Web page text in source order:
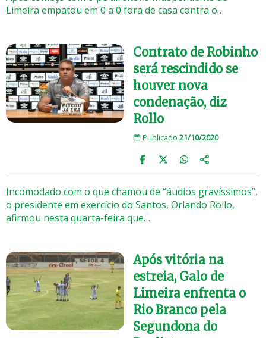
Limeira empatou em 0 a 0 fora de casa contra o…
Contrato de Robinho
será rescindido se
houver nova
condenação, diz
Rollo
Publicado 21/10/2020
Incomodado com o que chamou de “áudios gravíssimos”,
o presidente em exercício do Santos, Orlando Rollo,
afirmou nesta quarta-feira que…
Após vitória na
estreia, Galo de
Limeira enfrenta o
Rio Branco pela
Segundona do